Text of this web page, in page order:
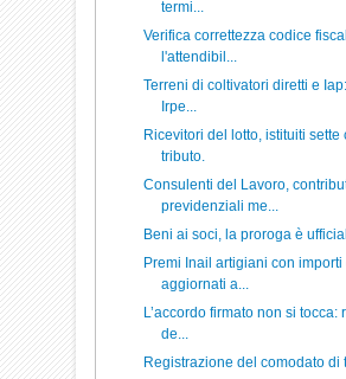
termi...
Verifica correttezza codice
l'attendibil...
Terreni di coltivatori diretti e
Irpe...
Ricevitori del lotto, istituiti sette
tributo.
Consulenti del Lavoro,
previdenziali me...
Beni ai soci, la proroga è
Premi Inail artigiani con importi
aggiornati a...
L’accordo firmato non si tocca:
de...
Registrazione del comodato di